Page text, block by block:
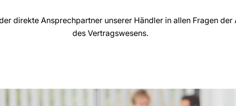
direkte Ansprechpartner unserer Händler in allen Fragen
des Vertragswesens.